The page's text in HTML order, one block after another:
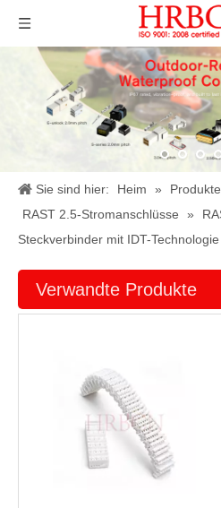
Sie sind hier: Heim » Produkte
RAST 2.5-Stromanschlüsse
»
Steckverbinder mit IDT-
Verwandte Produkte